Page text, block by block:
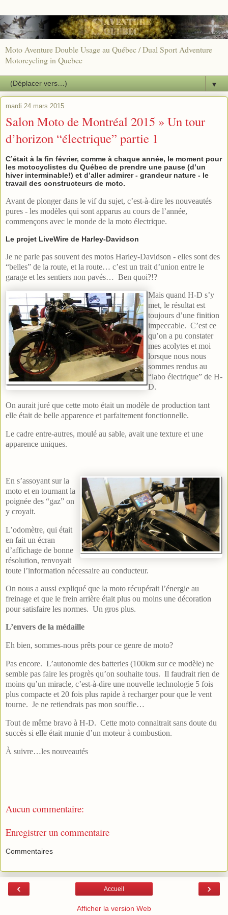
Moto Aventure Double Usage au Québec / Dual Sport Adventure
Motorcycling in Quebec
▼
mardi 24 mars 2015
Salon Moto de Montréal 2015 » Un tour
d’horizon “électrique” partie 1
C’était à la fin février, comme à chaque année, le moment pour
les motocyclistes du Québec de prendre une pause (d’un
hiver interminable!) et d’aller admirer - grandeur nature - le
travail des constructeurs de moto.
Avant de plonger dans le vif du sujet, c’est-à-dire les nouveautés
pures - les modèles qui sont apparus au cours de l’année,
commençons avec le monde de la moto électrique.
Le projet LiveWire de Harley-Davidson
Je ne parle pas souvent des motos Harley-Davidson - elles sont des
“belles” de la route, et la route… c’est un trait d’union entre le
garage et les sentiers non pavés… Ben quoi?!?
Mais quand H-D s’y
met, le résultat est
toujours d’une finition
impeccable. C’est ce
qu’on a pu constater
mes acolytes et moi
lorsque nous nous
sommes rendus au
“labo électrique” de H-
D.
On aurait juré que cette moto était un modèle de production tant
elle était de belle apparence et parfaitement fonctionnelle.
Le cadre entre-autres, moulé au sable, avait une texture et une
apparence uniques.
En s’assoyant sur la
moto et en tournant la
poignée des “gaz” on
y croyait.
L’odomètre, qui était
en fait un écran
d’affichage de bonne
résolution, renvoyait
toute l’information nécessaire au conducteur.
On nous a aussi expliqué que la moto récupérait l’énergie au
freinage et que le frein arrière était plus ou moins une décoration
pour satisfaire les normes. Un gros plus.
L’envers de la médaille
Eh bien, sommes-nous prêts pour ce genre de moto?
Pas encore. L’autonomie des batteries (100km sur ce modèle) ne
semble pas faire les progrès qu’on souhaite tous. Il faudrait rien de
moins qu’un miracle, c’est-à-dire une nouvelle technologie 5 fois
plus compacte et 20 fois plus rapide à recharger pour que le vent
tourne. Je ne retiendrais pas mon souffle…
Tout de même bravo à H-D. Cette moto connaitrait sans doute du
succès si elle était munie d’un moteur à combustion.
À suivre…les nouveautés
Aucun commentaire:
Enregistrer un commentaire
Commentaires
‹ ›
Accueil
Afficher la version Web